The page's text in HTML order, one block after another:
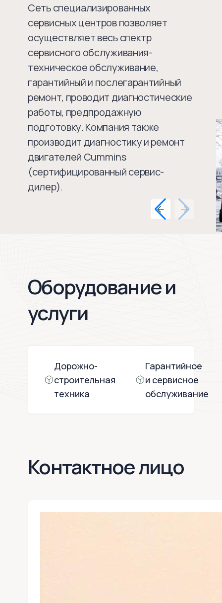
Сеть специализированных
сервисных центров позволяет
осуществляет весь спектр
сервисного обслуживания-
техническое обслуживание,
гарантийный и послегарантийный
ремонт, проводит диагностические
работы, предпродажную
подготовку. Компания также
производит диагностику и ремонт
двигателей Cummins
(сертифицированный сервис-
дилер).
Оборудование и
услуги
Дорожно-
строительная
техника
Гарантийное
и сервисное
обслуживание
Контактное лицо